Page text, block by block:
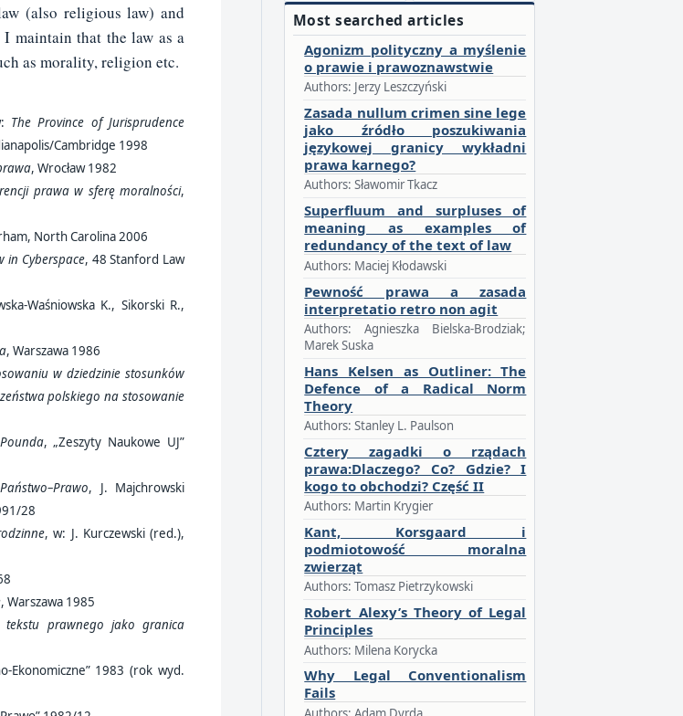
(also religious law) and
maintain that the law as a
as morality, religion etc.
The Province of Jurisprudence
Cambridge 1998
, Wrocław 1982
prawa w sferę moralności,
North Carolina 2006
in Cyberspace, 48 Stanford Law
Waśniowska K., Sikorski R.,
, Warszawa 1986
w dziedzinie stosunków
polskiego na stosowanie
, „Zeszyty Naukowe UJ”
, J. Majchrowski
28
, w: J. Kurczewski (red.),
, Warszawa 1985
tekstu prawnego jako granica
Ekonomiczne” 1983 (rok wyd.
Most searched articles
Agonizm polityczny a myślenie
o prawie i prawoznawstwie
Authors: Jerzy Leszczyński
Zasada nullum crimen sine lege
jako źródło poszukiwania
językowej granicy wykładni
prawa karnego?
Authors: Sławomir Tkacz
Superfluum and surpluses of
meaning as examples of
redundancy of the text of law
Authors: Maciej Kłodawski
Pewność prawa a zasada
interpretatio retro non agit
Authors: Agnieszka Bielska-Brodziak;
Marek Suska
Hans Kelsen as Outliner: The
Defence of a Radical Norm
Theory
Authors: Stanley L. Paulson
Cztery zagadki o rządach
prawa:Dlaczego? Co? Gdzie? I
kogo to obchodzi? Część II
Authors: Martin Krygier
Kant, Korsgaard i
podmiotowość moralna
zwierząt
Authors: Tomasz Pietrzykowski
Robert Alexy’s Theory of Legal
Principles
Authors: Milena Korycka
Why Legal Conventionalism
Fails